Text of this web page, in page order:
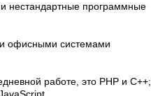
нестандартные программные
офисными системами
работе, это PHP и C++;